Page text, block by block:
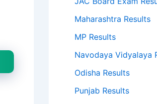
Maharashtra Results
MP Results
Navodaya Vidyalaya
Odisha Results
Punjab Results